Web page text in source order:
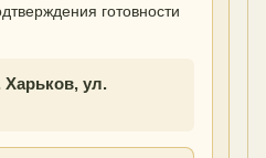
готовности
ул.